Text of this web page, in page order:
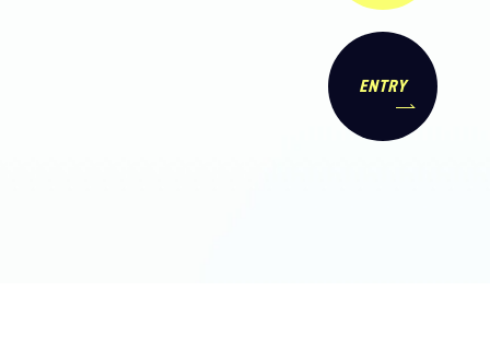
ENTRY